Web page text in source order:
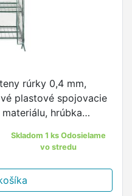
rúrky 0,4 mm,
plastové spojovacie
hrúbka
Skladom 1 ks Odosielame
vo stredu